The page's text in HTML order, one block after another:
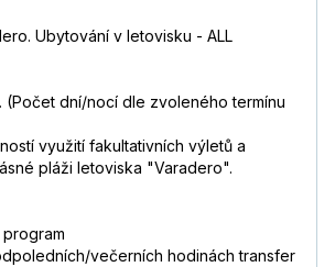
Ubytování v letovisku - ALL
(Počet dní/nocí dle zvoleného termínu
využití fakultativních výletů a
pláži letoviska "Varadero".
večerních hodinách transfer